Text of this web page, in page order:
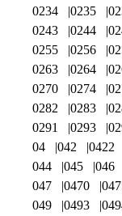
0234 0235
0243
0244
0255
0256
0263
0264
0270
0274
0282
0283
0291
0293
04
042 0422
044
045 046
047
0470
049
0493